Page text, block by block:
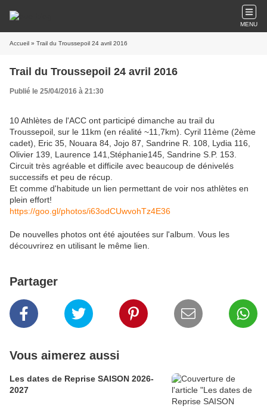
MENU
Accueil » Trail du Troussepoil 24 avril 2016
Trail du Troussepoil 24 avril 2016
Publié le 25/04/2016 à 21:30
10 Athlètes de l'ACC ont participé dimanche au trail du
Troussepoil, sur le 11km (en réalité ~11,7km). Cyril 11ème (2ème
cadet), Eric 35, Nouara 84, Jojo 87, Sandrine R. 108, Lydia 116,
Olivier 139, Laurence 141,Stéphanie145, Sandrine S.P. 153.
Circuit très agréable et difficile avec beaucoup de dénivelés
successifs et peu de récup.
Et comme d'habitude un lien permettant de voir nos athlètes en
plein effort!
https://goo.gl/photos/i63odCUwvohTz4E36
De nouvelles photos ont été ajoutées sur l'album. Vous les
découvrirez en utilisant le même lien.
Partager
Vous aimerez aussi
Les dates de Reprise SAISON 2026-
2027